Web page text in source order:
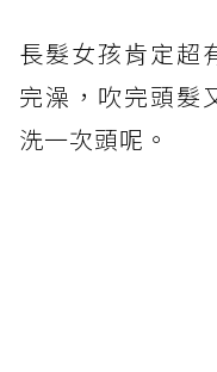
長髮女孩肯定超
完澡，吹完頭髮
洗一次頭呢。